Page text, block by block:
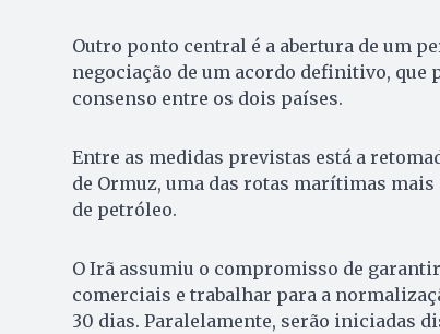
Outro ponto central é a abertura de um
negociação de um acordo definitivo, que
consenso entre os dois países.
Entre as medidas previstas está a
de Ormuz, uma das rotas marítimas
de petróleo.
O Irã assumiu o compromisso de
comerciais e trabalhar para a
30 dias. Paralelamente, serão iniciadas